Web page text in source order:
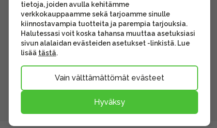
tietoja, joiden avulla kehitämme
verkkokauppaamme sekä tarjoamme sinulle
kiinnostavampia tuotteita ja parempia tarjouksia.
Halutessasi voit koska tahansa muuttaa asetuksiasi
sivun alalaidan evästeiden asetukset -linkistä. Lue
lisää tästä.
Vain välttämättömät evästeet
Hyväksy